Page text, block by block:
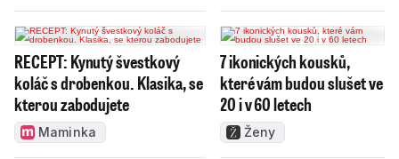
RECEPT: Kynutý švestkový
koláč s drobenkou. Klasika, se
kterou zabodujete
Maminka
7 ikonických kousků,
které vám budou slušet ve
20 i v 60 letech
Ženy